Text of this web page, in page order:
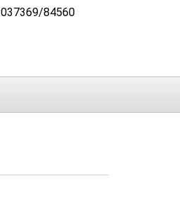
037369/84560